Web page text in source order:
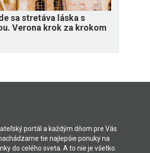
sa stretáva láska s
Verona krok za krokom
portál a každým dňom pre Vás
tie najlepšie ponuky na
do celého sveta. A to nie je všetko.